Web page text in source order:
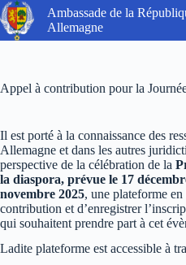
Passer
au
contenu
Ambassade de la
Allemagne
Appel à contribution pour la
Il est porté à la connaissance des
Allemagne et dans les autres
perspective de la célébration de la
la diaspora, prévue le 17
novembre 2025, une plateforme
contribution et d’enregistrer
qui souhaitent prendre part à cet
Ladite plateforme est accessible à